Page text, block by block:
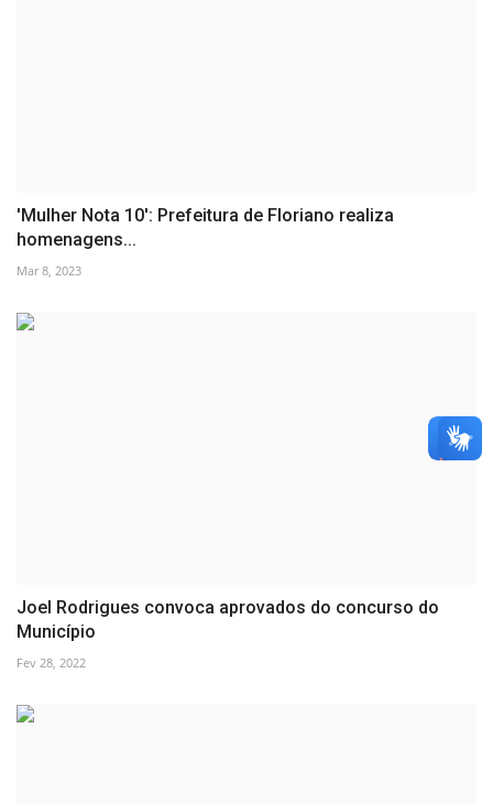
'Mulher Nota 10': Prefeitura de Floriano realiza
homenagens...
Mar 8, 2023
Joel Rodrigues convoca aprovados do concurso do
Município
Fev 28, 2022